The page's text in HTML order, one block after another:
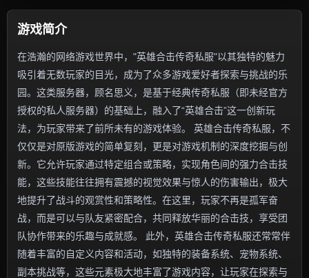
游戏简介
在浩瀚的网络游戏世界中，"英雄合击传奇私服"以其独特的魅力
吸引着无数玩家的目光，成为了众多游戏爱好者探索与挑战的乐
园。这类服务器，顾名思义，是基于经典传奇私服（即未经官方
授权的私人服务器）的基础上，融入了“英雄合击”这一创新玩
法，为玩家带来了前所未有的游戏体验。 英雄合击传奇私服，不
仅仅是对原版游戏的简单复刻，更是对游戏机制的深度挖掘与创
新。它允许玩家通过特定组合或策略，实现角色间的强力合击技
能，这些技能往往拥有震撼的视觉效果与惊人的伤害输出，极大
地提升了战斗的观赏性和策略性。在这里，玩家不再是孤军奋
战，而是可以与队友紧密配合，共同释放华丽的合击技，享受团
队协作带来的乐趣与成就感。 此外，英雄合击传奇私服还常常伴
随着丰富的自定义内容和活动，如独特的装备系统、宠物系统、
副本挑战等，这些元素极大地丰富了游戏内容，让玩家在探索与